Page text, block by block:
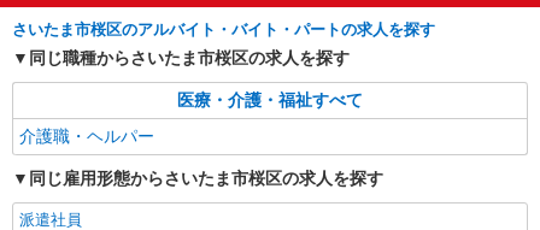
〇土日祝勤務手当 〇夜勤手当 〇深夜勤務手当 〇
無事故無違反表彰金 〇年末年始勤務手当 〇早朝
7:00〜8:00/夜間18:00〜20:00は時給25％UP
パナソニックエイジフリーケアセンター中浦和
埼玉県さいたま市桜区西堀1丁目11番地32号
詳細を見る
派遣社員
株式会社ブレイブ（マイナビグループ）/MD11
介護スタッフ ◆デイサービス、サービス付き
さいたま市桜区のアルバイト・バイト・パートの求人を探す
同じ職種からさいたま市桜区の求人を探す
医療・介護・福祉すべて
介護職・ヘルパー
同じ雇用形態からさいたま市桜区の求人を探す
派遣社員